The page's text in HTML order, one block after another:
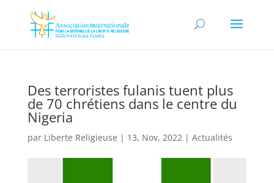
Des terroristes fulanis tuent plus
de 70 chrétiens dans le centre du
Nigeria
par Liberte Religieuse | 13, Nov, 2022| Actualités